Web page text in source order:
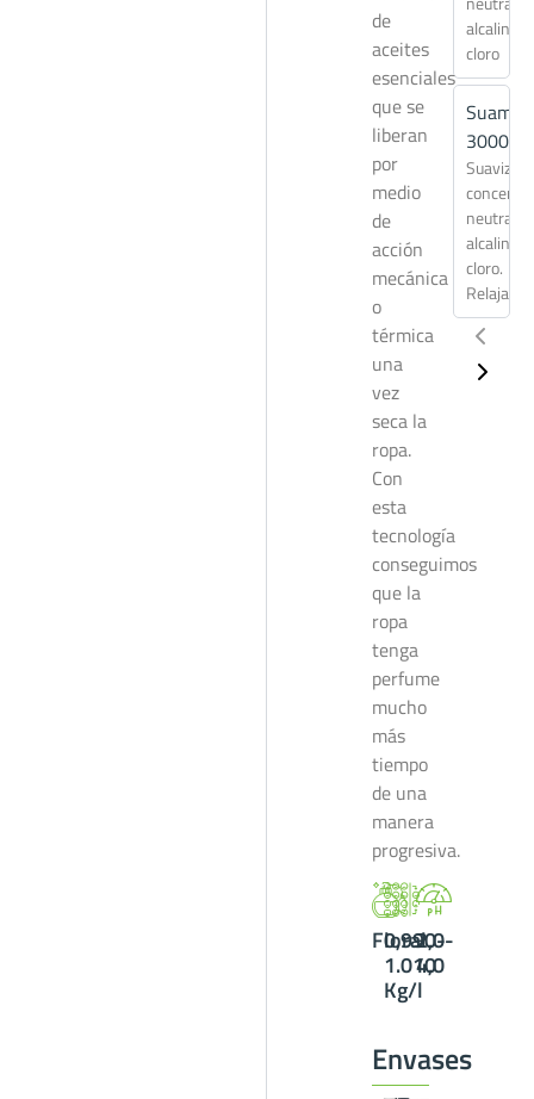
cloro
Suamax
3000
cloro.
Relajante
de
aceites
esenciales
que se
liberan
por
medio
de
acción
mecánica
o
térmica
una
vez
seca la
ropa.
Con
esta
tecnología
conseguimos
que la
ropa
tenga
perfume
mucho
más
tiempo
de una
manera
progresiva.
Floral
0,990-
1.010
Kg/l
2,0-
4,0
Envases